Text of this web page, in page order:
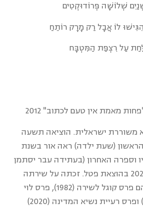
שְׁלוֹשָׁה פְּרוֹדוּקְטִים
לוֹ אֲבָל רַק מָרָק רוֹתֵחַ
עַל רִצְפַּת הַמִּטְבָּח
מאמת אין טעם לכתוב" 2012
משוררת ישראלית. הוציאה תשעה
(שעת ילדה) ראה אור בשנת
וספרה האחרון (בעתידה עבר יסתמן
כאפשרות) בשנת 2023 בהוצאת פטל. זכתה על שירתה
בפרסים רבים, ביניהם פרס קוגל לשירה (1982), פרס לוי